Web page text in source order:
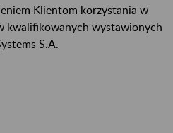
Klientom korzystania w
kwalifikowanych wystawionych
S.A.